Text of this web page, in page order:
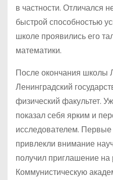
в частности. Отличался
быстрой способностью
школе проявились его
математики.
После окончания школы
Ленинградский
физический факультет.
показал себя ярким и
исследователем.
привлекли внимание
получил приглашение на
Коммунистическую